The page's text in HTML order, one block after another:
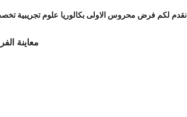
نقدم لكم فرض محروس الاولى بكالوريا علوم تجريبية
معاينة